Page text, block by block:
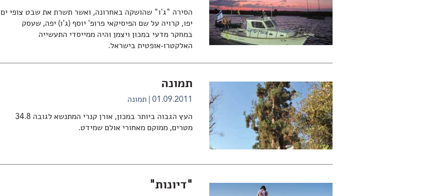
הסירה "ג'ו" שהושקה באחרונה, ואשר תשרת את שבט צופי ים
יפו, קרויה על שם הפיסיקאי פרופ' יוסף (ג'ו) יפה, שעסק
במחקר מדעי במכון ויצמן והיה ממייסדי התעשייה
האלקטרו-אופטית בישראל.
תמונה
01.09.2011 תמונה
העץ הגבוה ביותר במכון, אורן קנרי המתנשא לגובה 34.8
מטרים, ממוקם מאחורי אולם שמידט.
"דיונות"